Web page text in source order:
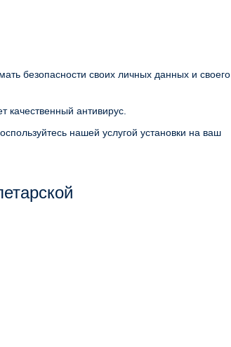
безопасности своих личных данных и своего
качественный антивирус.
нашей услугой установки на ваш